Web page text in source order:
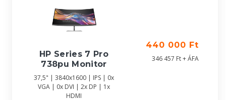
HP Series 7 Pro
738pu Monitor
37,5" | 3840x1600 | IPS | 0x
VGA | 0x DVI | 2x DP | 1x
HDMI
440 000 Ft
346 457 Ft + ÁFA